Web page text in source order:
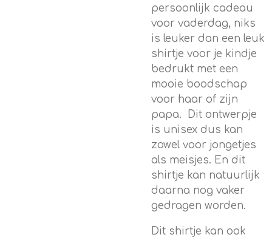
persoonlijk cadeau
voor vaderdag, niks
is leuker dan een leuk
shirtje voor je kindje
bedrukt met een
mooie boodschap
voor haar of zijn
papa. Dit ontwerpje
is unisex dus kan
zowel voor jongetjes
als meisjes. En dit
shirtje kan natuurlijk
daarna nog vaker
gedragen worden.
Dit shirtje kan ook